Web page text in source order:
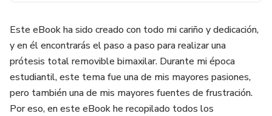
Este eBook ha sido creado con todo mi cariño y dedicación,
y en él encontrarás el paso a paso para realizar una
prótesis total removible bimaxilar. Durante mi época
estudiantil, este tema fue una de mis mayores pasiones,
pero también una de mis mayores fuentes de frustración.
Por eso, en este eBook he recopilado todos los